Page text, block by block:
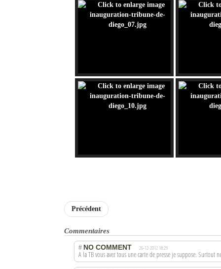
Précédent
Commentaires
# NO COMMENT 26-12-2012 18:29
A la TB vous avez tous une carte de presse je suppose.